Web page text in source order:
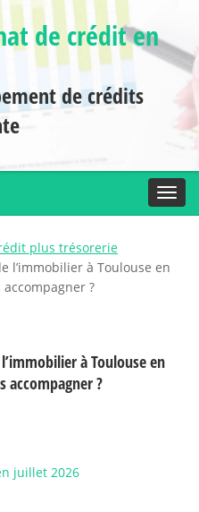
de crédit en
de crédits
plus trésorerie
l’immobilier à Toulouse en
?
à Toulouse en
accompagner ?
juillet 2026